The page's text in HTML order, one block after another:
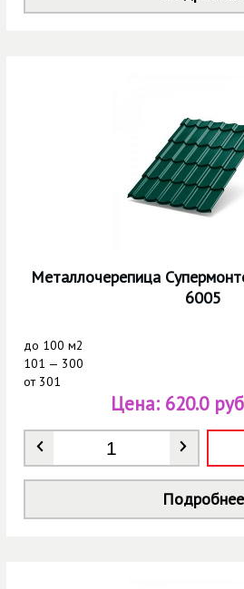
Металлочерепица
6005
до 100 м2
101 — 300
от301
Количество
Цена: 620.0
Подробнее